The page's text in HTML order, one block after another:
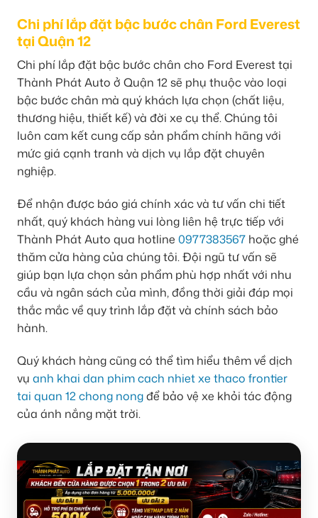
Chi phí lắp đặt bậc bước chân Ford Everest
tại Quận 12
Chi phí lắp đặt bậc bước chân cho Ford Everest tại
Thành Phát Auto ở Quận 12 sẽ phụ thuộc vào loại
bậc bước chân mà quý khách lựa chọn (chất liệu,
thương hiệu, thiết kế) và đời xe cụ thể. Chúng tôi
luôn cam kết cung cấp sản phẩm chính hãng với
mức giá cạnh tranh và dịch vụ lắp đặt chuyên
nghiệp.
Để nhận được báo giá chính xác và tư vấn chi tiết
nhất, quý khách hàng vui lòng liên hệ trực tiếp với
Thành Phát Auto qua hotline 0977383567 hoặc ghé
thăm cửa hàng của chúng tôi. Đội ngũ tư vấn sẽ
giúp bạn lựa chọn sản phẩm phù hợp nhất với nhu
cầu và ngân sách của mình, đồng thời giải đáp mọi
thắc mắc về quy trình lắp đặt và chính sách bảo
hành.
Quý khách hàng cũng có thể tìm hiểu thêm về dịch
vụ anh khai dan phim cach nhiet xe thaco frontier
tai quan 12 chong nongđể bảo vệ xe khỏi tác động
của ánh nắng mặt trời.